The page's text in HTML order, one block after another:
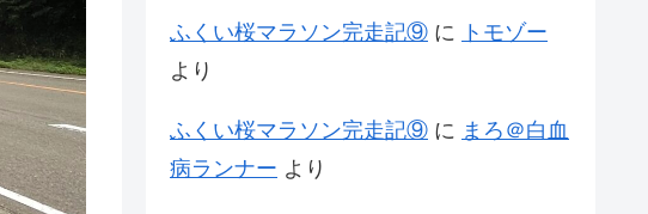
ふくい桜マラソン完走記⑨ に
トモゾー
より
ふくい桜マラソン完走記⑨ に まろ＠白血
病ランナー より